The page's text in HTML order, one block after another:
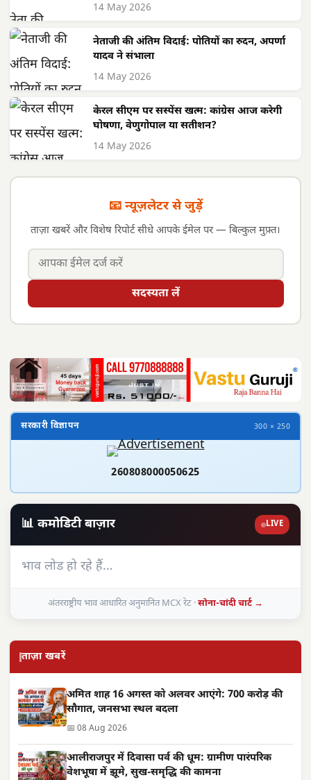
14 May 2026
नेताजी की अंतिम विदाई: पोतियों का रुदन, अपर्णा
यादव ने संभाला
14 May 2026
केरल सीएम पर सस्पेंस खत्म: कांग्रेस आज करेगी
घोषणा, वेणुगोपाल या सतीशन?
14 May 2026
📧 न्यूज़लेटर से जुड़ें
ताज़ा खबरें और विशेष रिपोर्ट सीधे आपके ईमेल पर — बिल्कुल मुफ़्त।
सदस्यता लें
सरकारी विज्ञापन 300 × 250
260808000050625
📊 कमोडिटी बाज़ार LIVE
भाव लोड हो रहे हैं…
अंतरराष्ट्रीय भाव आधारित अनुमानित MCX रेट ·सोना-चांदी चार्ट →
ताज़ा खबरें
अमित शाह 16 अगस्त को अलवर आएंगे: 700 करोड़ की
सौगात, जनसभा स्थल बदला
📅 08 Aug 2026
आलीराजपुर में दिवासा पर्व की धूम: ग्रामीण पारंपरिक
वेशभूषा में झूमे, सुख-समृद्धि की कामना